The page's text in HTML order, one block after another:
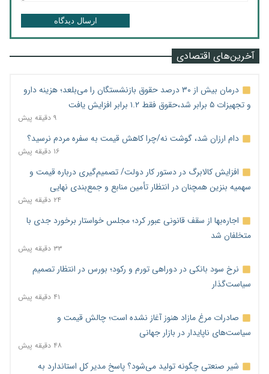
ارسال دیدگاه
آخرین‌های اقتصادی
درمان بیش از ۳۰ درصد حقوق بازنشستگان را می‌بلعد؛ هزینه دارو
و تجهیزات ۵ برابر شد،حقوق فقط ۱.۲ برابر افزایش یافت
۹ دقیقه پیش
دام ارزان شد، گوشت نه/چرا کاهش قیمت به سفره مردم نرسید؟
۱۶ دقیقه پیش
افزایش کالابرگ در دستور کار دولت/ تصمیم‌گیری درباره قیمت و
سهمیه بنزین همچنان در انتظار تأمین منابع و جمع‌بندی نهایی
۲۴ دقیقه پیش
اجاره‌بها از سقف قانونی عبور کرد؛ مجلس خواستار برخورد جدی با
متخلفان شد
۳۳ دقیقه پیش
نرخ سود بانکی در دوراهی تورم و رکود؛ بورس در انتظار تصمیم
سیاست‌گذار
۴۱ دقیقه پیش
صادرات مرغ مازاد هنوز آغاز نشده است؛ چالش قیمت و
سیاست‌های ناپایدار در بازار جهانی
۴۸ دقیقه پیش
شیر صنعتی چگونه تولید می‌شود؟ پاسخ مدیر کل استاندارد به